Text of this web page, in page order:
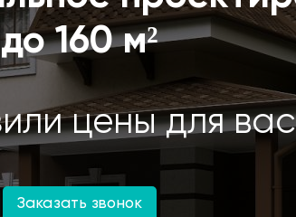
до 160 м²
цены для вас
Заказать звонок